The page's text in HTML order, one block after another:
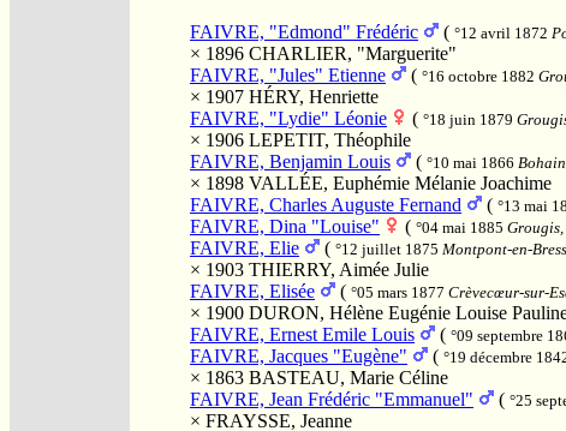
FAIVRE, "Edmond" Frédéric ( °12 avril 1872
× 1896 CHARLIER, "Marguerite"
FAIVRE, "Jules" Etienne
( °16 octobre 1882
× 1907 HÉRY, Henriette
FAIVRE, "Lydie" Léonie
( °18 juin 1879
× 1906 LEPETIT, Théophile
FAIVRE, Benjamin Louis
( °10 mai 1866
× 1898 VALLÉE, Euphémie Mélanie Joachime
FAIVRE, Charles Auguste Fernand
( °13 mai
FAIVRE, Dina "Louise"
( °04 mai 1885 Grougis,
FAIVRE, Elie
( °12 juillet 1875 Montpont-en-
× 1903 THIERRY, Aimée Julie
FAIVRE, Elisée
( °05 mars 1877 Crèvecœur-sur-
× 1900 DURON, Hélène Eugénie Louise
FAIVRE, Ernest Emile Louis
( °09 septembre
FAIVRE, Jacques "Eugène"
( °19 décembre
× 1863 BASTEAU, Marie Céline
FAIVRE, Jean Frédéric "Emmanuel"
( °25
× FRAYSSE, Jeanne